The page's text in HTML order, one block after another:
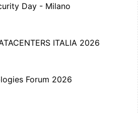
Day - Milano
ITALIA 2026
Forum 2026